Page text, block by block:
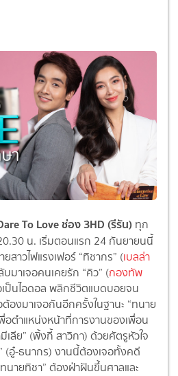
To Love ช่อง 3HD (รีรัน) ทุก
น. เริ่มตอนแรก 24 กันยายนนี้
สาวไฟแรงเฟอร์ “ทิชากร” (เบลล่า
าเจอคนเคยรัก “คิว” (กองทัพ
เป็นไอดอล พลิกชีวิตแบดบอยจน
ต้องมาเจอกันอีกครั้งในฐานะ “ทนาย
ตำแหน่งหน้าที่การงานของเพื่อน
ย” (พิ้งกี้ สาวิกา) ด้วยศัตรูหัวใจ
(อู๋-ธนากร) งานนี้ต้องเจอทั้งคดี
นายทิชา” ต้องฝ่าฝันขึ้นศาลและ